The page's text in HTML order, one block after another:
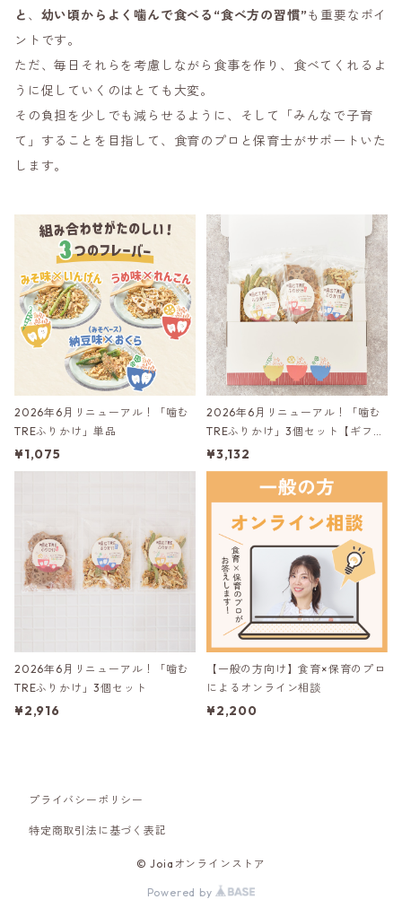
と 、 幼い頃からよく噛んで食べる“食べ方の習慣”も重要なポイ
ントです。
ただ、毎日それらを考慮しながら食事を作り、食べてくれるよ
うに促していくのはとても大変。
その負担を少しでも減らせるように、そして「みんなで子育
て」することを目指して、食育のプロと保育士がサポートいた
します。
2026年6月リニューアル！「噛む
TREふりかけ」単品
¥1,075
2026年6月リニューアル！「噛む
TREふりかけ」3個セット【ギフト
BOX入り】
¥3,132
2026年6月リニューアル！「噛む
TREふりかけ」3個セット
¥2,916
【一般の方向け】食育×保育のプロ
によるオンライン相談
¥2,200
プライバシーポリシー
特定商取引法に基づく表記
© Joiaオンラインストア
Powered by